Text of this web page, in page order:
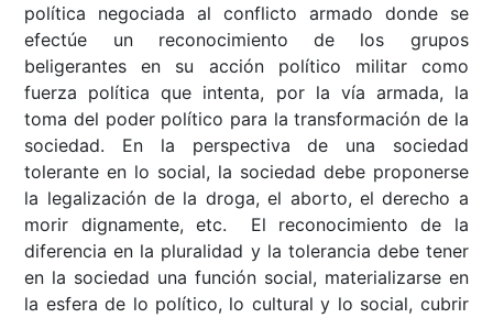
política negociada al conflicto armado donde se
efectúe un reconocimiento de los grupos
beligerantes en su acción político militar como
fuerza política que intenta, por la vía armada, la
toma del poder político para la transformación de la
sociedad. En la perspectiva de una sociedad
tolerante en lo social, la sociedad debe proponerse
la legalización de la droga, el aborto, el derecho a
morir dignamente, etc. El reconocimiento de la
diferencia en la pluralidad y la tolerancia debe tener
en la sociedad una función social, materializarse en
la esfera de lo político, lo cultural y lo social, cubrir